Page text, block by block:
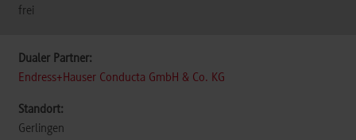
frei
Endress+Hauser Conducta GmbH & Co. KG
Gerlingen